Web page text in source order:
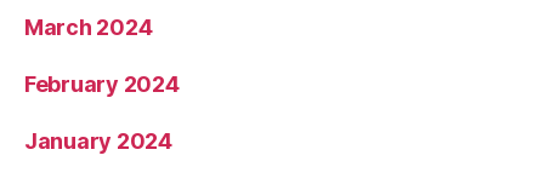
March 2024
February 2024
January 2024